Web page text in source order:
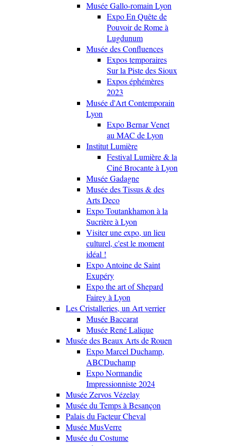
Musée Gallo-romain Lyon
Expo En Quête de
Pouvoir de Rome à
Lugdunum
Musée des Confluences
Expos temporaires
Sur la Piste des Sioux
Expos éphémères
2023
Musée d'Art Contemporain
Lyon
Expo Bernar Venet
au MAC de Lyon
Institut Lumière
Festival Lumière & la
Ciné Brocante à Lyon
Musée Gadagne
Musée des Tissus & des
Arts Deco
Expo Toutankhamon à la
Sucrière à Lyon
Visiter une expo, un lieu
culturel, c'est le moment
idéal !
Expo Antoine de Saint
Exupéry
Expo the art of Shepard
Fairey à Lyon
Les Cristalleries, un Art verrier
Musée Baccarat
Musée René Lalique
Musée des Beaux Arts de Rouen
Expo Marcel Duchamp,
ABCDuchamp
Expo Normandie
Impressionniste 2024
Musée Zervos Vézelay
Musée du Temps à Besançon
Palais du Facteur Cheval
Musée MusVerre
Musée du Costume